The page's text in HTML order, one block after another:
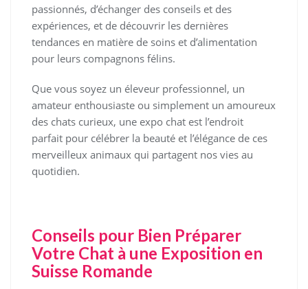
passionnés, d’échanger des conseils et des
expériences, et de découvrir les dernières
tendances en matière de soins et d’alimentation
pour leurs compagnons félins.
Que vous soyez un éleveur professionnel, un
amateur enthousiaste ou simplement un amoureux
des chats curieux, une expo chat est l’endroit
parfait pour célébrer la beauté et l’élégance de ces
merveilleux animaux qui partagent nos vies au
quotidien.
Conseils pour Bien Préparer
Votre Chat à une Exposition en
Suisse Romande